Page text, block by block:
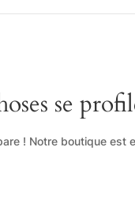
se
! Notre boutique est